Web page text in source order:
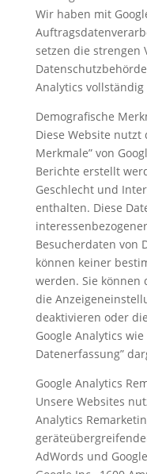
Wir haben mit
setzen die strengen
Analytics vollständig
Demografische
Diese Website nutzt
Merkmale” von
Berichte erstellt
Geschlecht und
enthalten. Diese
Besucherdaten von
können keiner
werden. Sie können
die
deaktivieren oder
Google Analytics
Datenerfassung”
Google Analytics
Unsere Websites
Analytics
AdWords und